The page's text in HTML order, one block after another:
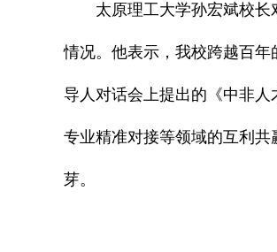
太原理工大学孙宏斌校
情况。他表示，我校跨越百
导人对话会上提出的《中非人
专业精准对接等领域的互利
芽。